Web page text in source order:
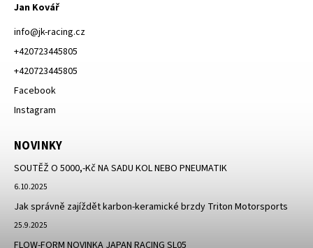
Jan Kovář
info@jk-racing.cz
+420723445805
+420723445805
Facebook
Instagram
NOVINKY
SOUTĚŽ O 5000,-Kč NA SADU KOL NEBO PNEUMATIK
6.10.2025
Jak správně zajíždět karbon-keramické brzdy Triton Motorsports
25.9.2025